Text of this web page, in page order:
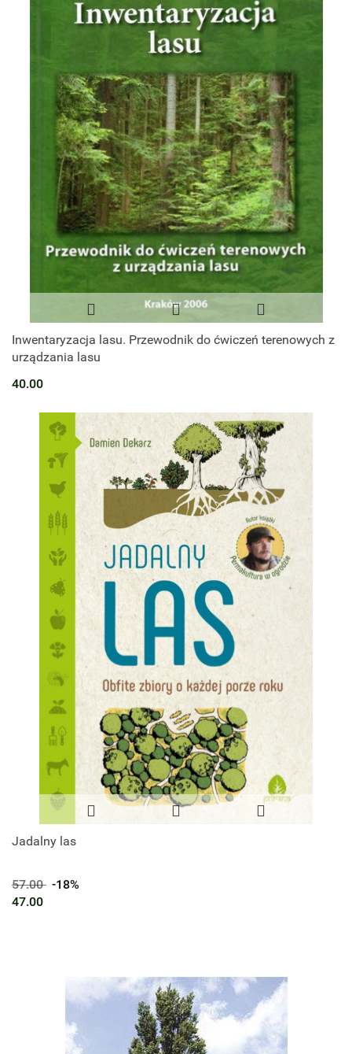
Inwentaryzacja lasu. Przewodnik do ćwiczeń terenowych z
urządzania lasu
40.00
Jadalny las
57.00 -18%
47.00